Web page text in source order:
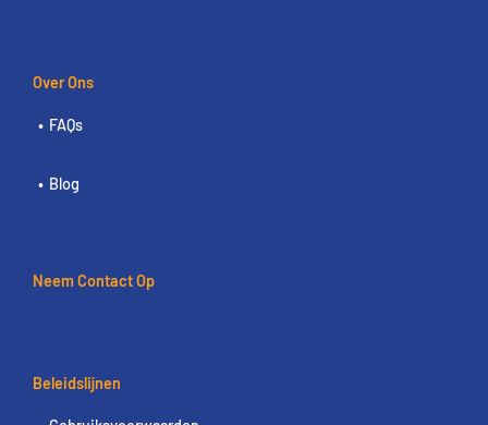
Over Ons
FAQs
Blog
Neem Contact Op
Beleidslijnen